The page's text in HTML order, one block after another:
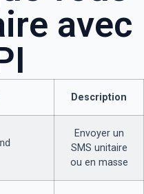
avec
Description
Envoyer un
SMS unitaire
ou en masse